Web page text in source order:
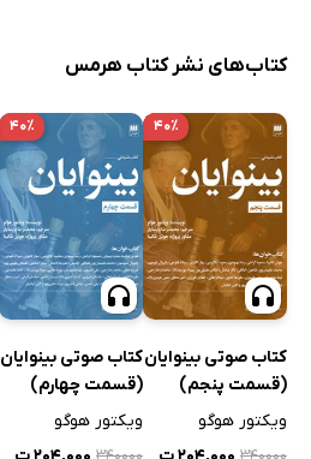
کتاب‌های نشر کتاب هرمس
۴۰٪
کتاب صوتی بینوایان
(قسمت پنجم)
ویکتور هوگو
۴۰٪
کتاب صوتی بینوایان
(قسمت چهارم)
ویکتور هوگو